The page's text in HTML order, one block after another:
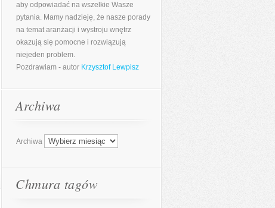
aby odpowiadać na wszelkie Wasze
pytania. Mamy nadzieję, że nasze porady
na temat aranżacji i wystroju wnętrz
okazują się pomocne i rozwiązują
niejeden problem.
Pozdrawiam - autor Krzysztof Lewpisz
Archiwa
Archiwa
Chmura tagów